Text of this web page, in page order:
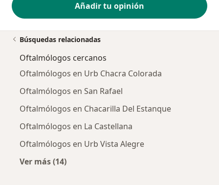
Añadir tu opinión
Búsquedas relacionadas
Oftalmólogos cercanos
Oftalmólogos en Urb Chacra Colorada
Oftalmólogos en San Rafael
Oftalmólogos en Chacarilla Del Estanque
Oftalmólogos en La Castellana
Oftalmólogos en Urb Vista Alegre
Ver más (14)